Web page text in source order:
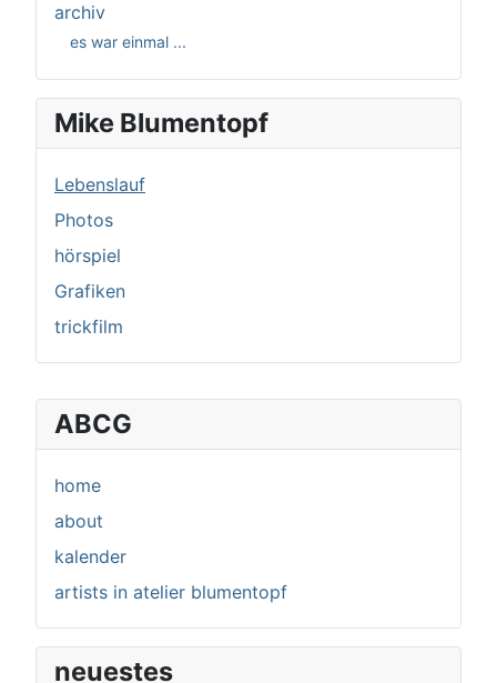
ABCG
home
about
kalender
artists in atelier blumentopf
neuestes
archiv
es war einmal ...
Mike Blumentopf
Lebenslauf
Photos
hörspiel
Grafiken
trickfilm